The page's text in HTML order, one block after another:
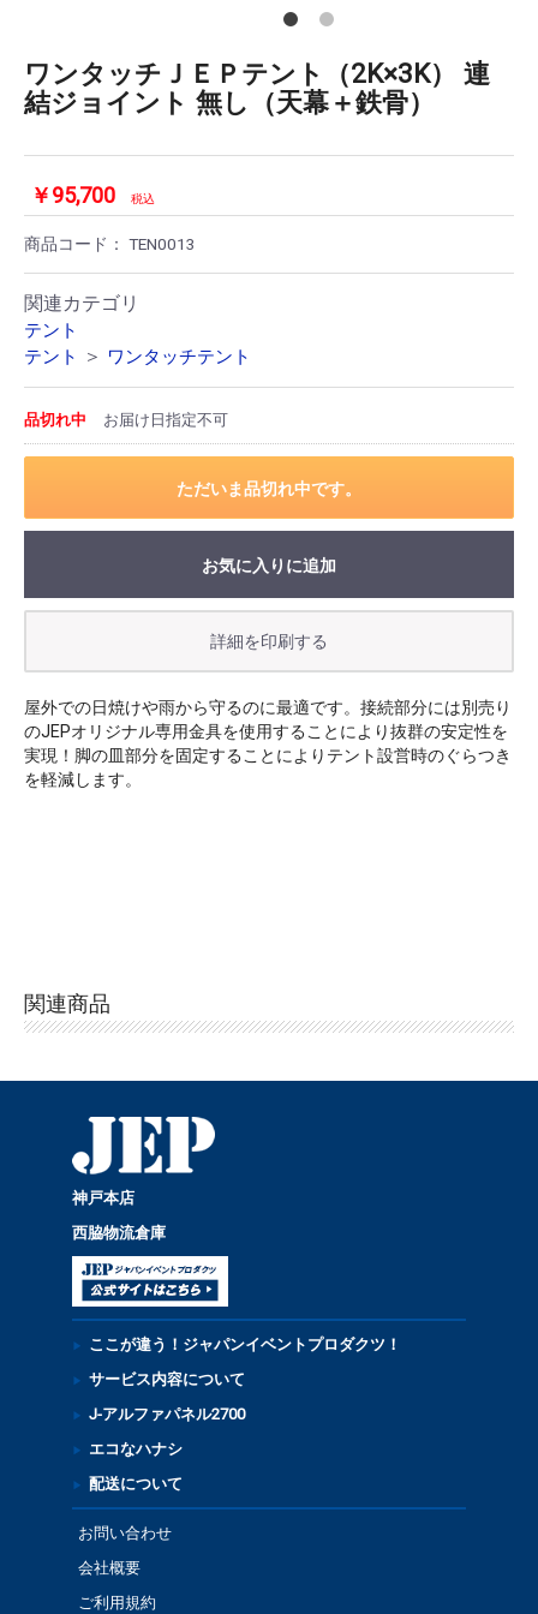
ワンタッチＪＥＰテント（2K×3K） 連
結ジョイント 無し（天幕＋鉄骨）
￥95,700 税込
商品コード： TEN0013
関連カテゴリ
テント
テント
＞ ワンタッチテント
品切れ中 お届け日指定不可
ただいま品切れ中です。
お買い物を続ける カートへ進む
お気に入りに追加
屋外での日焼けや雨から守るのに最適です。接続部分には別売り
のJEPオリジナル専用金具を使用することにより抜群の安定性を
実現！脚の皿部分を固定することによりテント設営時のぐらつき
を軽減します。
関連商品
神戸本店
西脇物流倉庫
ここが違う！ジャパンイベントプロダクツ！
サービス内容について
J-アルファパネル2700
エコなハナシ
配送について
お問い合わせ
会社概要
ご利用規約